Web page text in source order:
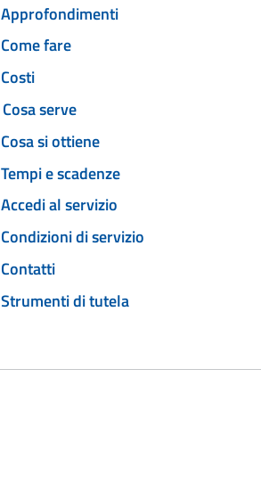
Approfondimenti
Come fare
Costi
Cosa serve
Cosa si ottiene
Tempi e scadenze
Accedi al servizio
Condizioni di servizio
Contatti
Strumenti di tutela